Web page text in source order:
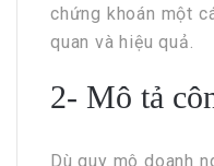
chứng khoán một
quan và hiệu quả.
2- Mô tả
Dù quy mô doanh